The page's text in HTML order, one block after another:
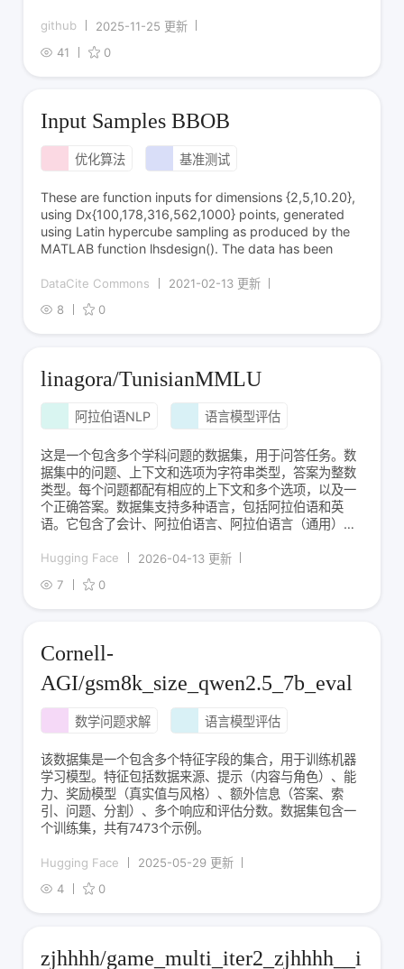
多样性和挑战性的基准语料库。
github
2025-11-25 更新
41
0
Input Samples BBOB
优化算法 基准测试
These are function inputs for dimensions {2,5,10.20},
using Dx{100,178,316,562,1000} points, generated
using Latin hypercube sampling as produced by the
MATLAB function lhsdesign(). The data has been
DataCite Commons
2021-02-13 更新
8
0
linagora/TunisianMMLU
阿拉伯语NLP 语言模型评估
这是一个包含多个学科问题的数据集，用于问答任务。数
据集中的问题、上下文和选项为字符串类型，答案为整数
类型。每个问题都配有相应的上下文和多个选项，以及一
个正确答案。数据集支持多种语言，包括阿拉伯语和英
语。它包含了会计、阿拉伯语言、阿拉伯语言（通用）、
驶考试、经济学、常识、地理学、全球事实、欧洲历史、
世界历史、历史、人类衰老、国际法、伊斯兰研究、法理
学
Hugging Face
2026-04-13 更新
7
0
Cornell-
AGI/gsm8k_size_qwen2.5_7b_eval
数学问题求解 语言模型评估
该数据集是一个包含多个特征字段的集合，用于训练机器
学习模型。特征包括数据来源、提示（内容与角色）、能
力、奖励模型（真实值与风格）、额外信息（答案、索
引、问题、分割）、多个响应和评估分数。数据集包含一
个训练集，共有7473个示例。
Hugging Face
2025-05-29 更新
4
0
zjhhhh/game_multi_iter2_zjhhhh__i